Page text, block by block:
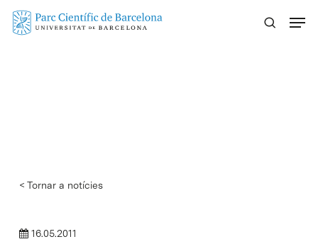
Skip
< Tornar a notícies
16.05.2011